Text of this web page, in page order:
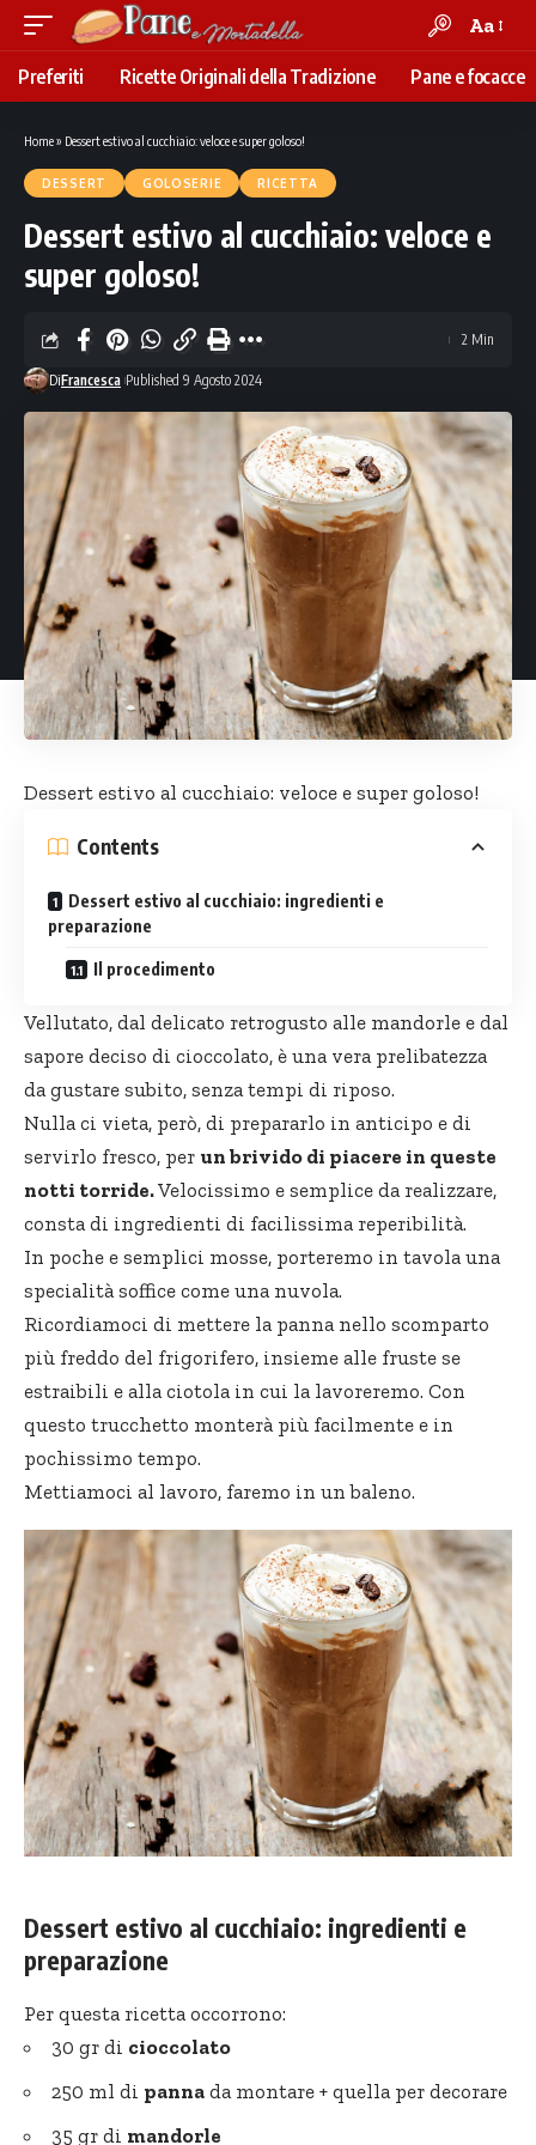
Font
Resizer
Aa
Preferiti Ricette Originali della Tradizione Pane e focacce
Home» Dessert estivo al cucchiaio: veloce e super goloso!
DESSERT GOLOSERIE RICETTA
Dessert estivo al cucchiaio: veloce e
super goloso!
DiFrancesca Published 9 Agosto 2024
2 Min
Dessert estivo al cucchiaio: veloce e super goloso!
Contents
Dessert estivo al cucchiaio: ingredienti e
preparazione
Il procedimento
Vellutato, dal delicato retrogusto alle mandorle e dal
sapore deciso di cioccolato, è una vera prelibatezza
da gustare subito, senza tempi di riposo.
Nulla ci vieta, però, di prepararlo in anticipo e di
servirlo fresco, per un brivido di piacere in queste
notti torride.Velocissimo e semplice da realizzare,
consta di ingredienti di facilissima reperibilità.
In poche e semplici mosse, porteremo in tavola una
specialità soffice come una nuvola.
Ricordiamoci di mettere la panna nello scomparto
più freddo del frigorifero, insieme alle fruste se
estraibili e alla ciotola in cui la lavoreremo. Con
questo trucchetto monterà più facilmente e in
pochissimo tempo.
Mettiamoci al lavoro, faremo in un baleno.
Dessert estivo al cucchiaio: ingredienti e
preparazione
Per questa ricetta occorrono:
30 gr di cioccolato
250 ml di panna da montare + quella per decorare
35 gr di mandorle